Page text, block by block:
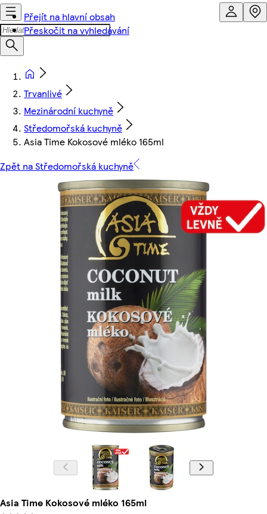
Přejít na hlavní obsah
Přeskočit na vyhledávání
Trvanlivé
Mezinárodní kuchyně
Středomořská kuchyně
Asia Time Kokosové mléko 165ml
Zpět na Středomořská kuchyně
Asia Time Kokosové mléko 165ml